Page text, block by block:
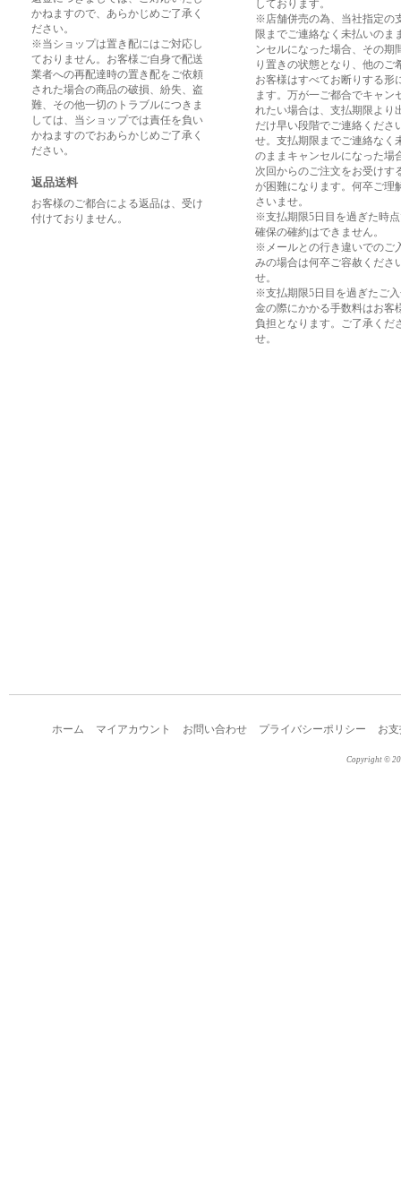
かねますので、あらかじめご了承く
ださい。
※当ショップは置き配にはご対応し
ておりません。お客様ご自身で配送
業者への再配達時の置き配をご依頼
された場合の商品の破損、紛失、盗
難、その他一切のトラブルにつきま
しては、当ショップでは責任を負い
かねますのでおあらかじめご了承く
ださい。
返品送料
お客様のご都合による返品は、受け
付けておりません。
しております。
※店舗併売の為、当社指定の
限までご連絡なく未払いのま
ンセルになった場合、その期
り置きの状態となり、他のご
お客様はすべてお断りする形
ます。万が一ご都合でキャン
れたい場合は、支払期限より
だけ早い段階でご連絡くださ
せ。支払期限までご連絡なく
のままキャンセルになった場
次回からのご注文をお受けす
が困難になります。何卒ご理
さいませ。
※支払期限5日目を過ぎた時
確保の確約はできません。
※メールとの行き違いでのご
みの場合は何卒ご容赦くださ
せ。
※支払期限5日目を過ぎたご
金の際にかかる手数料はお客
負担となります。ご了承くだ
せ。
ホーム マイアカウント お問い合わせ プライバシーポリシー お
Copyright ©